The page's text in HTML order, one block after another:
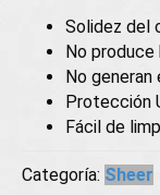
Solidez del
No
No
Protección
Fácil de
Categoría: Sheer